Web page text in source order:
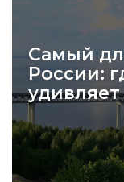
Самый
России:
удивляет